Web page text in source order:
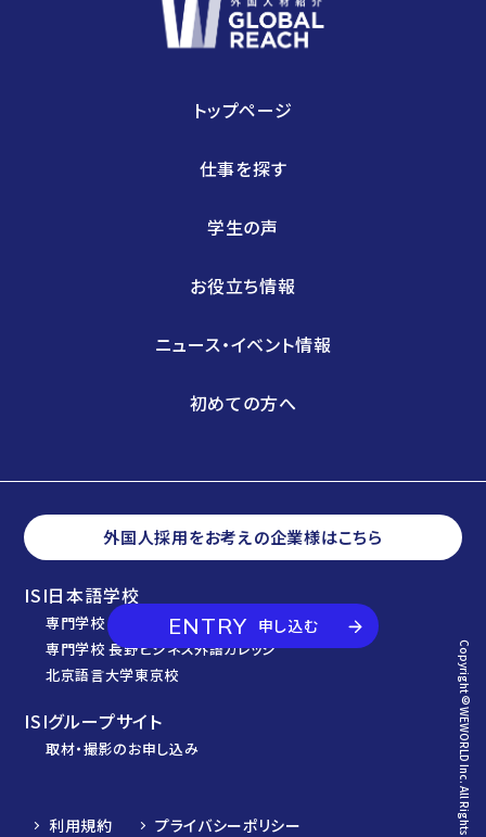
ENTRY 申し込む
トップページ
仕事を探す
学生の声
お役立ち情報
ニュース・イベント情報
初めての方へ
外国人採用をお考えの企業様はこちら
ISI日本語学校
専門学校 東京ビジネス外語カレッジ
専門学校 長野ビジネス外語カレッジ
北京語言大学東京校
ISIグループサイト
取材・撮影のお申し込み
利用規約 プライバシーポリシー Copyright© WEWORLD Inc. All Rights Reserved.